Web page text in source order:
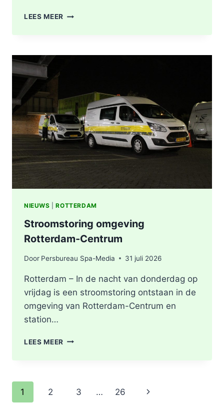
LEES MEER SCOOTER
BIJ
IN
ROTTERDAM
NIEUWS |ROTTERDAM
Stroomstoring omgeving
Rotterdam-Centrum
Door Persbureau Spa-Media 31 juli 2026
Rotterdam – In de nacht van donderdag op
vrijdag is een stroomstoring ontstaan in de
omgeving van Rotterdam-Centrum en
station…
LEES MEER STROOMSTORING
Paginanavigatie
1 2 3 … 26
Volgende